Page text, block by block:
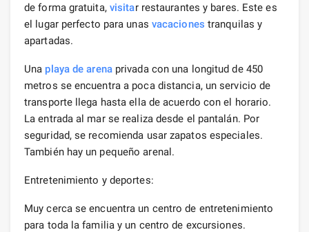
de forma gratuita, visitar restaurantes y bares. Este es
el lugar perfecto para unas vacaciones tranquilas y
apartadas.
Una playa de arenaprivada con una longitud de 450
metros se encuentra a poca distancia, un servicio de
transporte llega hasta ella de acuerdo con el horario.
La entrada al mar se realiza desde el pantalán. Por
seguridad, se recomienda usar zapatos especiales.
También hay un pequeño arenal.
Entretenimiento y deportes:
Muy cerca se encuentra un centro de entretenimiento
para toda la familia y un centro de excursiones.